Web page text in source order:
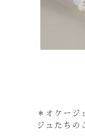
＊オケージ
ジュたちの